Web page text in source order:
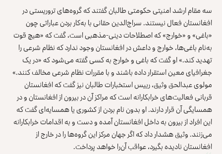
سه مقام ارشد امنیتی حکومتی طالبان گفتند که گروه‌های تروریستی در
افغانستان فعال نیستند. سراج‌الدین حقانی با به‌کار بردن عباراتی چون
«باغی» و «خوارج» که اصطلاحات دینی-مذهبی است، گفت که «هیچ قوت
به‌نام باغی‌ها، خوارج و داعش در افغانستان وجود ندارد که نظام شرعی را
تهدید کند.» او گفت که باغی و خوارج به کسی گفته می‌شود که «در یک
جغرافیای معین استقرار داده باشند و با مقررات نظام شرعی مخالف کنند.»
مولوی عبدالحق وثیق، رییس استخبارات طالبان نیز گفت که افغانستان
قربانی فعالیت‌های خرابکارانه است که مراکز آن در بیرون از افغانستان و در
همسایگی آن قرار دارند. او بدون نام بردن از کشوری یا همسایه‌ای گفت که
این افراد از بیرون به داخل افغانستان آمده و دست و به اقدامات خرابکارانه
می‌زنند. وثیق هشدار داد که اگر جهان مرکز این گروه‌ها را در خارج از
افغانستان نادیده بگیرد، عواقب آن‌را خواهد پرداخت.